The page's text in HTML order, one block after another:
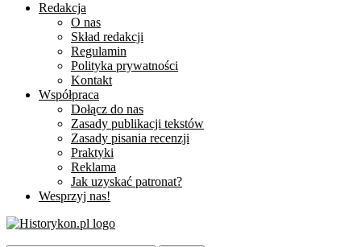
Redakcja
O nas
Skład redakcji
Regulamin
Polityka prywatności
Kontakt
Współpraca
Dołącz do nas
Zasady publikacji tekstów
Zasady pisania recenzji
Praktyki
Reklama
Jak uzyskać patronat?
Wesprzyj nas!